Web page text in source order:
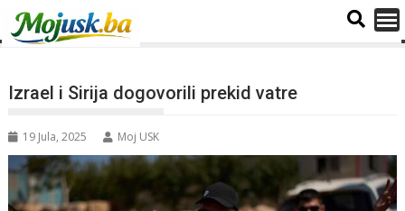
Izrael i Sirija dogovorili prekid vatre
19 Jula, 2025 Moj USK